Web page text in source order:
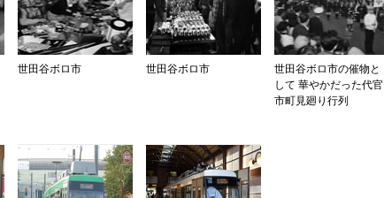
世田谷ボロ市 世田谷ボロ市
世田谷ボロ市の催物と
して 華やかだった代官
市町見廻り行列